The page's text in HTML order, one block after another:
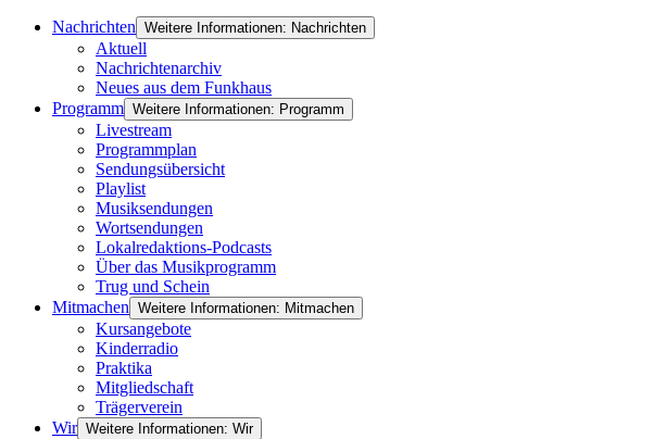
Nachrichten Weitere Informationen: Nachrichten
Aktuell
Nachrichtenarchiv
Neues aus dem Funkhaus
Programm Weitere Informationen: Programm
Livestream
Programmplan
Sendungsübersicht
Playlist
Musiksendungen
Wortsendungen
Lokalredaktions-Podcasts
Über das Musikprogramm
Trug und Schein
Mitmachen Weitere Informationen: Mitmachen
Kursangebote
Kinderradio
Praktika
Mitgliedschaft
Trägerverein
Wir Weitere Informationen: Wir